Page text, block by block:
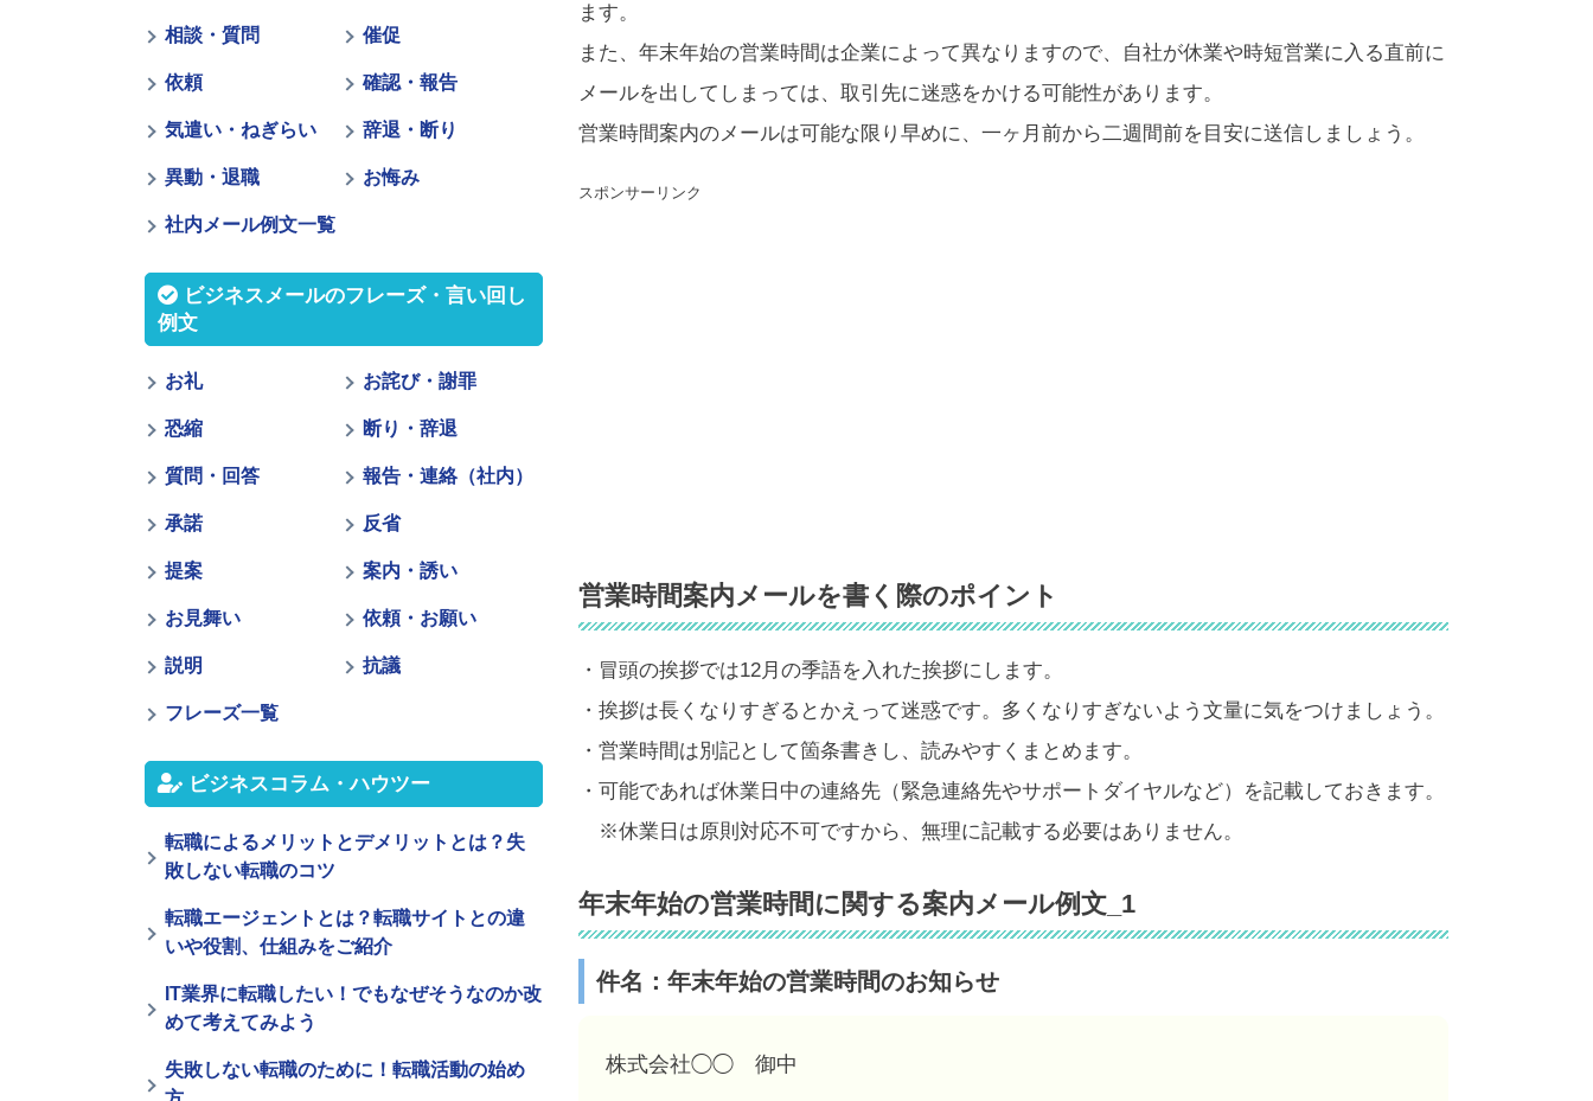
ます。
また、年末年始の営業時間は企業によって異なりますので、自社が休業や時短営業に入る直前に
メールを出してしまっては、取引先に迷惑をかける可能性があります。
営業時間案内のメールは可能な限り早めに、一ヶ月前から二週間前を目安に送信しましょう。
スポンサーリンク
営業時間案内メールを書く際のポイント
・冒頭の挨拶では12月の季語を入れた挨拶にします。
・挨拶は長くなりすぎるとかえって迷惑です。多くなりすぎないよう文量に気をつけましょう。
・営業時間は別記として箇条書きし、読みやすくまとめます。
・可能であれば休業日中の連絡先（緊急連絡先やサポートダイヤルなど）を記載しておきます。
※休業日は原則対応不可ですから、無理に記載する必要はありません。
年末年始の営業時間に関する案内メール例文_1
件名：年末年始の営業時間のお知らせ
株式会社◯◯ 御中
相談・質問 催促
依頼 確認・報告
気遣い・ねぎらい 辞退・断り
異動・退職 お悔み
社内メール例文一覧
ビジネスメールのフレーズ・言い回し
例文
お礼 お詫び・謝罪
恐縮 断り・辞退
質問・回答 報告・連絡（社内）
承諾 反省
提案 案内・誘い
お見舞い 依頼・お願い
説明 抗議
フレーズ一覧
ビジネスコラム・ハウツー
転職によるメリットとデメリットとは？失
敗しない転職のコツ
転職エージェントとは？転職サイトとの違
いや役割、仕組みをご紹介
IT業界に転職したい！でもなぜそうなのか改
めて考えてみよう
失敗しない転職のために！転職活動の始め